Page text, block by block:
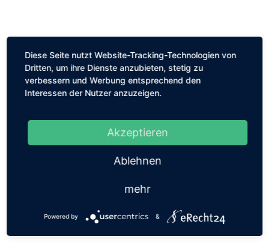
Diese Seite nutzt Website-Tracking-Technologien von
Dritten, um ihre Dienste anzubieten, stetig zu
verbessern und Werbung entsprechend den
Interessen der Nutzer anzuzeigen.
Akzeptieren
Ablehnen
mehr
Powered by &